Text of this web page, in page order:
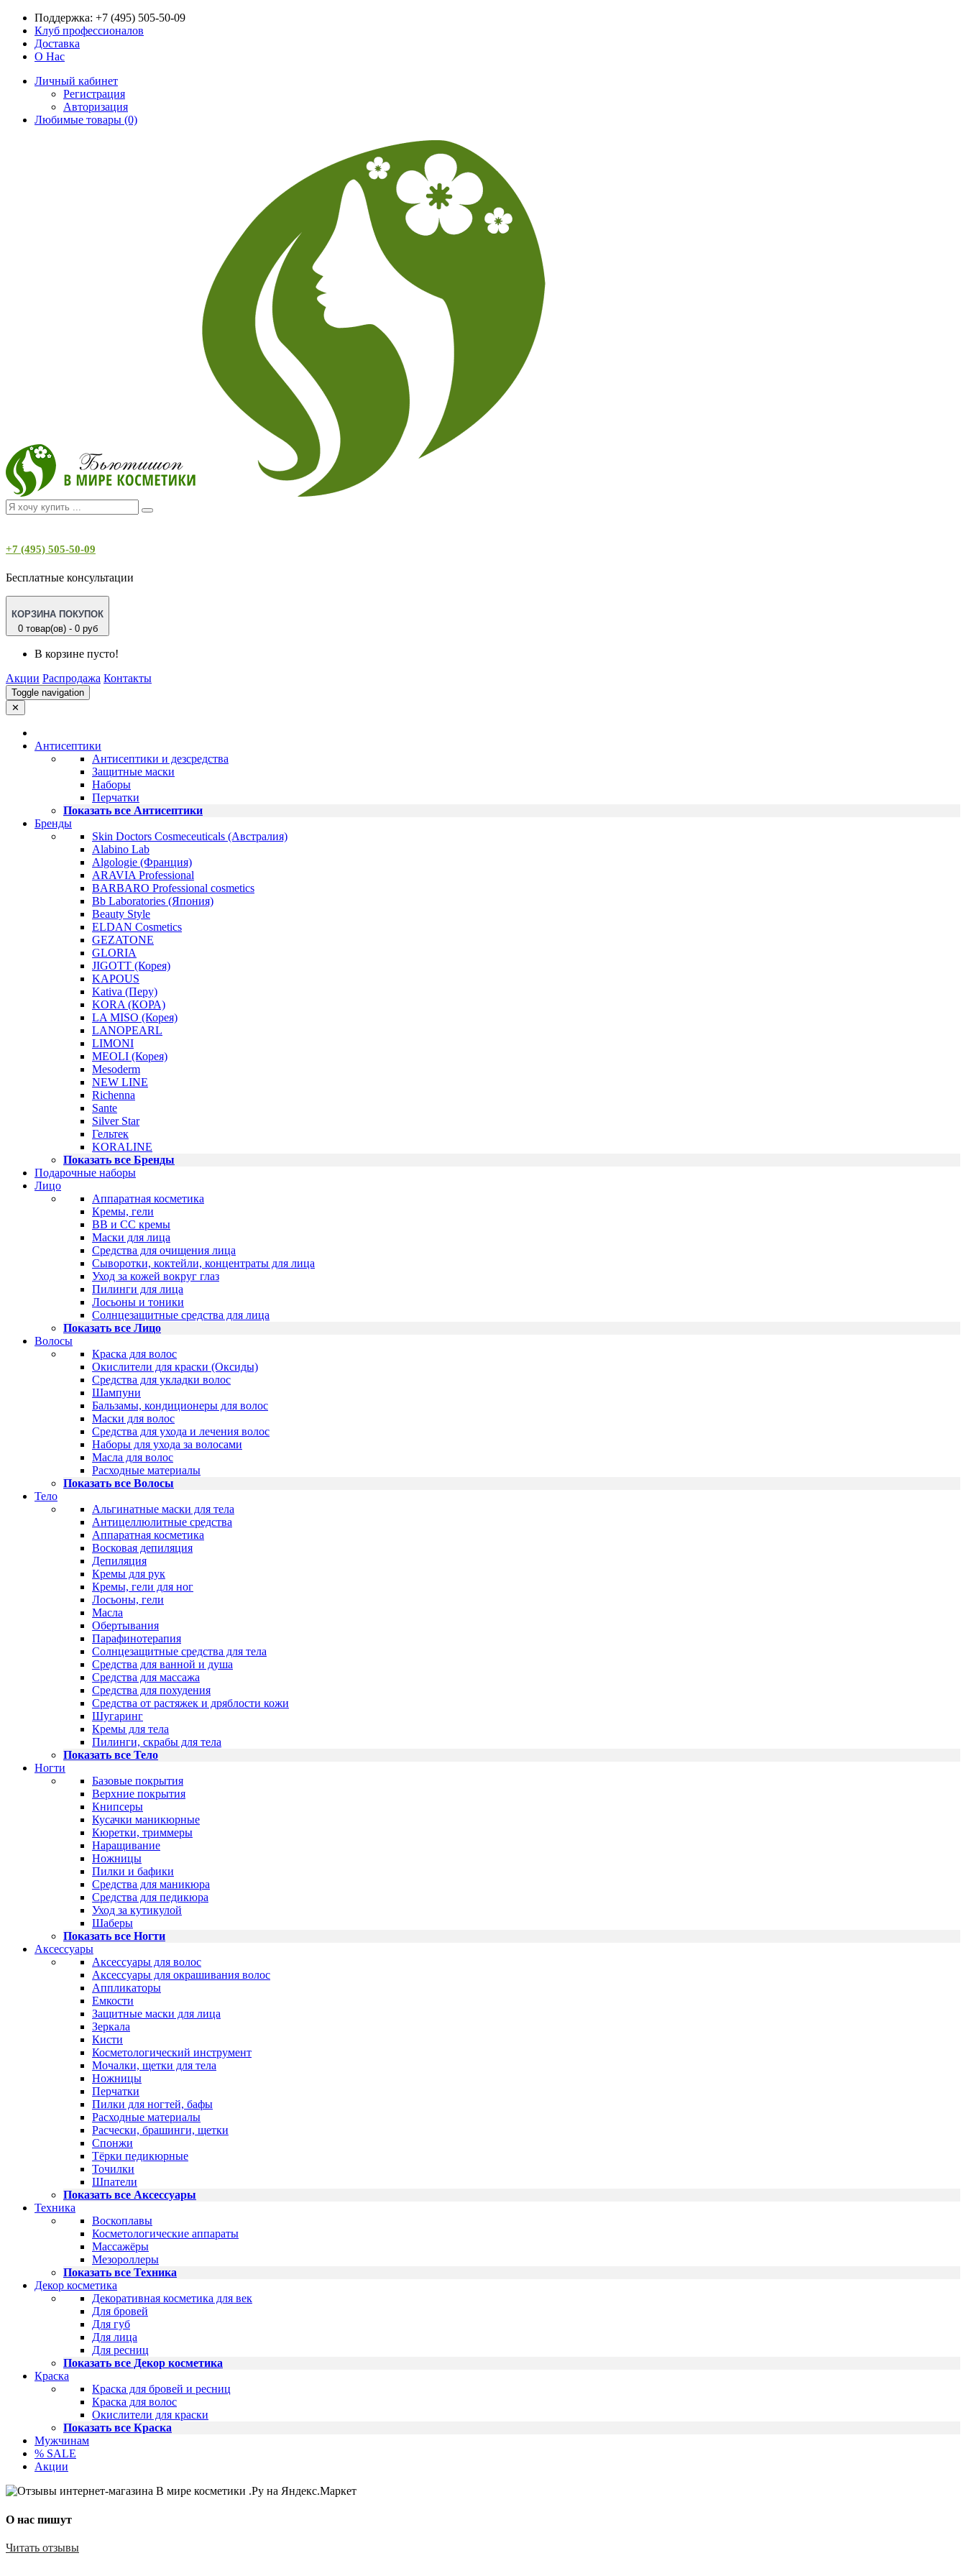
Поддержка: +7 (495) 505-50-09
Клуб профессионалов
Доставка
О Нас
Личный кабинет
Регистрация
Авторизация
Любимые товары (0)
+7 (495) 505-50-09
Бесплатные консультации
КОРЗИНА ПОКУПОК
0 товар(ов) - 0 руб
В корзине пусто!
Акции Распродажа Контакты
Toggle navigation
✕
Антисептики
Антисептики и дезсредства
Защитные маски
Наборы
Перчатки
Показать все Антисептики
Бренды
Skin Doctors Cosmeceuticals (Австралия)
Alabino Lab
Algologie (Франция)
ARAVIA Professional
BARBARO Professional cosmetics
Bb Laboratories (Япония)
Beauty Style
ELDAN Cosmetics
GEZATONE
GLORIA
JIGOTT (Корея)
KAPOUS
Kativa (Перу)
KORA (КОРА)
LA MISO (Корея)
LANOPEARL
LIMONI
MEOLI (Корея)
Mesoderm
NEW LINE
Richenna
Sante
Silver Star
Гельтек
KORALINE
Показать все Бренды
Подарочные наборы
Лицо
Аппаратная косметика
Кремы, гели
BB и CC кремы
Маски для лица
Средства для очищения лица
Сыворотки, коктейли, концентраты для лица
Уход за кожей вокруг глаз
Пилинги для лица
Лосьоны и тоники
Солнцезащитные средства для лица
Показать все Лицо
Волосы
Краска для волос
Окислители для краски (Оксиды)
Средства для укладки волос
Шампуни
Бальзамы, кондиционеры для волос
Маски для волос
Средства для ухода и лечения волос
Наборы для ухода за волосами
Масла для волос
Расходные материалы
Показать все Волосы
Тело
Альгинатные маски для тела
Антицеллюлитные средства
Аппаратная косметика
Восковая депиляция
Депиляция
Кремы для рук
Кремы, гели для ног
Лосьоны, гели
Масла
Обертывания
Парафинотерапия
Солнцезащитные средства для тела
Средства для ванной и душа
Средства для массажа
Средства для похудения
Средства от растяжек и дряблости кожи
Шугаринг
Кремы для тела
Пилинги, скрабы для тела
Показать все Тело
Ногти
Базовые покрытия
Верхние покрытия
Книпсеры
Кусачки маникюрные
Кюретки, триммеры
Наращивание
Ножницы
Пилки и бафики
Средства для маникюра
Средства для педикюра
Уход за кутикулой
Шаберы
Показать все Ногти
Аксессуары
Аксессуары для волос
Аксессуары для окрашивания волос
Аппликаторы
Емкости
Защитные маски для лица
Зеркала
Кисти
Косметологический инструмент
Мочалки, щетки для тела
Ножницы
Перчатки
Пилки для ногтей, бафы
Расходные материалы
Расчески, брашинги, щетки
Спонжи
Тёрки педикюрные
Точилки
Шпатели
Показать все Аксессуары
Техника
Воскоплавы
Косметологические аппараты
Массажёры
Мезороллеры
Показать все Техника
Декор косметика
Декоративная косметика для век
Для бровей
Для губ
Для лица
Для ресниц
Показать все Декор косметика
Краска
Краска для бровей и ресниц
Краска для волос
Окислители для краски
Показать все Краска
Мужчинам
% SALE
Акции
О нас пишут
Читать отзывы